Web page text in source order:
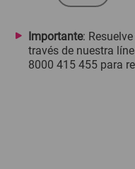
Importante:
través de nuestra
8000 415 455 para